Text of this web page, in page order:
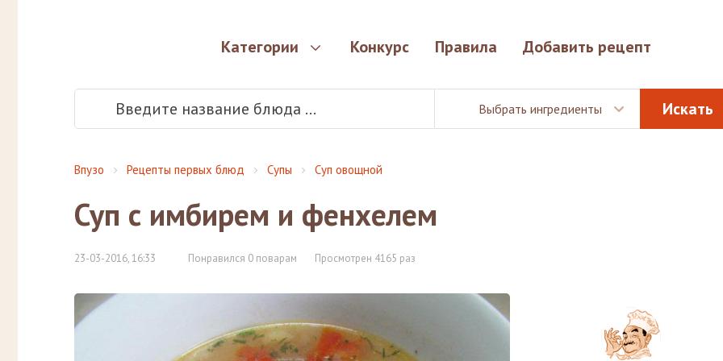
Категории Конкурс Правила Добавить рецепт
Выбрать ингредиенты
Впузо Рецепты первых блюд Супы Суп овощной
Суп с имбирем и фенхелем
23-03-2016, 16:33 Понравился 0 поварам Просмотрен 4165 раз